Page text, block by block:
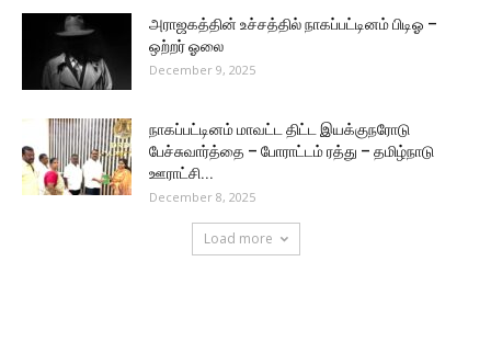
அராஜகத்தின் உச்சத்தில் நாகப்பட்டினம் பிடிஓ –
ஒற்றர் ஓலை
December 9, 2025
நாகப்பட்டினம் மாவட்ட திட்ட இயக்குநரோடு
பேச்சுவார்த்தை – போராட்டம் ரத்து – தமிழ்நாடு
ஊராட்சி...
December 8, 2025
Load more